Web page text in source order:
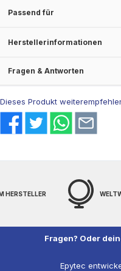
Passend für
Herstellerinformationen
Fragen & Antworten
Dieses Produkt
NR.1 TUNING ADAPTER
Fragen? Oder
Epytec